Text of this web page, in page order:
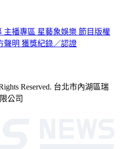
主播專區 星藝象娛樂 節目版權
聲明 獲獎紀錄／認證
Reserved. 台北市內湖區瑞
公司